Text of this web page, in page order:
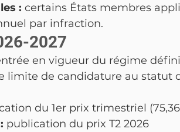
: certains États membres
par infraction.
2027
en vigueur du régime
limite de candidature au statut
du 1er prix trimestriel
publication du prix T2 2026